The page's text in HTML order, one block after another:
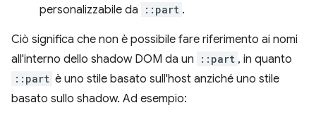
personalizzabile da
::part .
Ciò significa che non è possibile fare riferimento ai nomi
all'interno dello shadow DOM da un
::part , in quanto
::part è uno stile basato sull'host anziché uno stile
basato sullo shadow. Ad esempio: